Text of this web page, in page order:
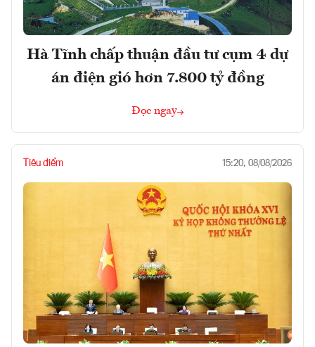
Hà Tĩnh chấp thuận đầu tư cụm 4 dự
án điện gió hơn 7.800 tỷ đồng
Đọc ngay
Tiêu điểm 15:20, 08/08/2026